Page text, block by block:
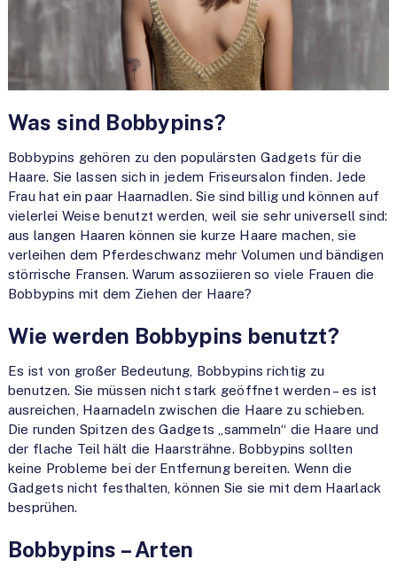
Was sind Bobbypins?
Bobbypins gehören zu den populärsten Gadgets für die
Haare. Sie lassen sich in jedem Friseursalon finden. Jede
Frau hat ein paar Haarnadlen. Sie sind billig und können auf
vielerlei Weise benutzt werden, weil sie sehr universell sind:
aus langen Haaren können sie kurze Haare machen, sie
verleihen dem Pferdeschwanz mehr Volumen und bändigen
störrische Fransen. Warum assoziieren so viele Frauen die
Bobbypins mit dem Ziehen der Haare?
Wie werden Bobbypins benutzt?
Es ist von großer Bedeutung, Bobbypins richtig zu
benutzen. Sie müssen nicht stark geöffnet werden – es ist
ausreichen, Haarnadeln zwischen die Haare zu schieben.
Die runden Spitzen des Gadgets „sammeln“ die Haare und
der flache Teil hält die Haarsträhne. Bobbypins sollten
keine Probleme bei der Entfernung bereiten. Wenn die
Gadgets nicht festhalten, können Sie sie mit dem Haarlack
besprühen.
Bobbypins – Arten